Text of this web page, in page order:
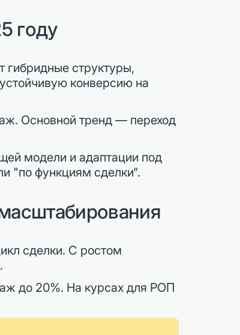
году
гибридные структуры,
конверсию на
Основной тренд — переход
модели и адаптации под
"по функциям сделки".
сделки. С ростом
до 20%. На курсах для РОП